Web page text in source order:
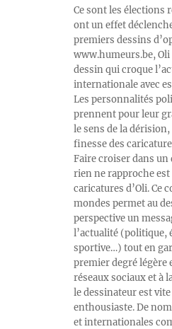
Ce sont les élections
ont un effet
premiers dessins
www.humeurs.be,
dessin qui croque
internationale avec
Les personnalités
prennent pour leur
le sens de la
finesse des
Faire croiser dans
rien ne rapproche est
caricatures d’Oli. Ce
mondes permet au
perspective un
l’actualité (politique,
sportive…) tout en
premier degré légère
réseaux sociaux et à
le dessinateur est
enthousiaste. De
et internationales